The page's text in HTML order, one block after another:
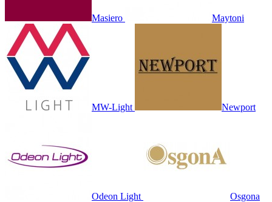
Masiero Maytoni
MW-Light Newport
Odeon Light Osgona